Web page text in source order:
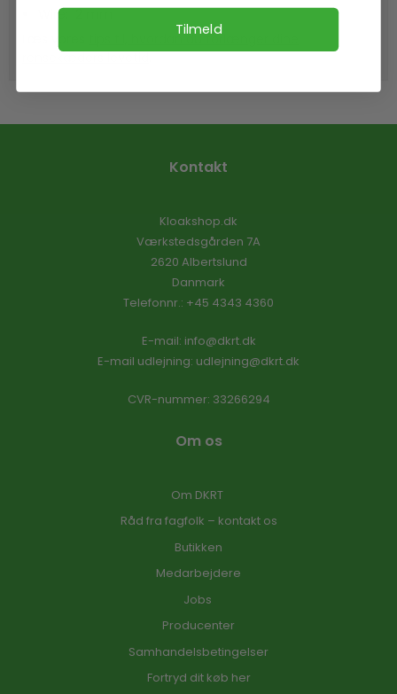
Wire: 12 mm
tips til, hvordan du forlænger dine
rensekæders levetid.
Kontakt
Kloakshop.dk
Værkstedsgården 7A
2620 Albertslund
Danmark
Telefonnr.: +45 4343 4360
E-mail: info@dkrt.dk
E-mail udlejning: udlejning@dkrt.dk
CVR-nummer: 33266294
Om os
Om DKRT
Råd fra fagfolk – kontakt os
Butikken
Medarbejdere
Jobs
Producenter
Samhandelsbetingelser
Fortryd dit køb her
Tilmeld